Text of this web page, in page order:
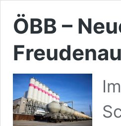
ÖBB –
Freudenau